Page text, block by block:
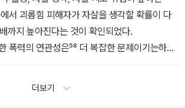
서 괴롭힘 피해자가 자살을 생각할 확률이 다
까지 높아진다는 것이 확인되었다.
폭력의 연관성은⁵⁸ 더 복잡한 문제이기는하
계가 나타난다.
더보기